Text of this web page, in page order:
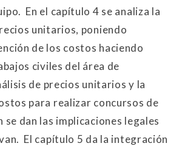
En el capítulo 4 se analiza la
unitarios, poniendo
de los costos haciendo
civiles del área de
de precios unitarios y la
para realizar concursos de
se dan las implicaciones legales
El capítulo 5 da la integración